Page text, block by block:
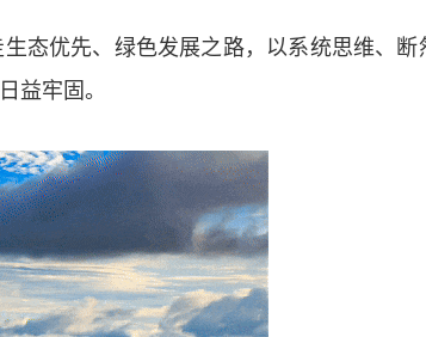
态优先、绿色发展之路，以系统思维、断
益牢固。